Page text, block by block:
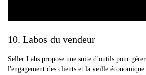
10. Labos du vendeur
Seller Labs propose une suite d'outils pour
l'engagement des clients et la veille